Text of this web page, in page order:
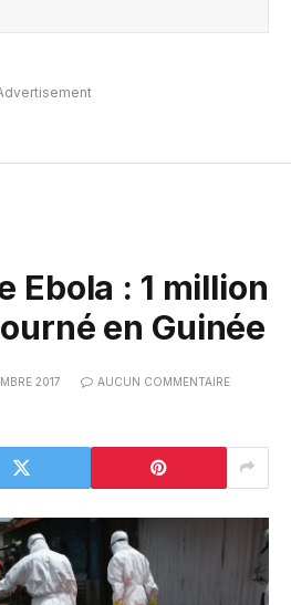
Ebola : 1 million
en Guinée
2017 AUCUN COMMENTAIRE